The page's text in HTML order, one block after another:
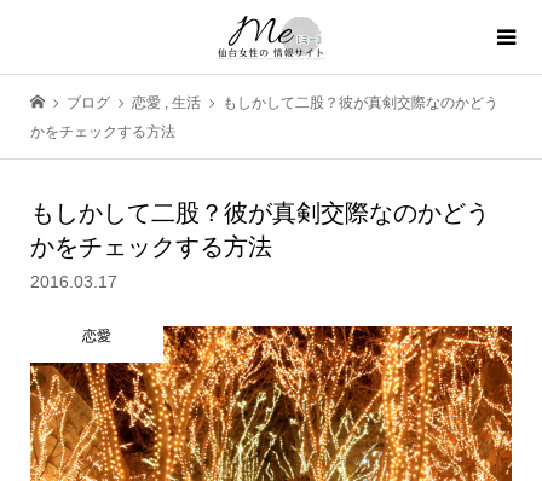
ブログ 恋愛 , 生活
もしかして二股？彼が真剣交際なのかどう
かをチェックする方法
もしかして二股？彼が真剣交際なのかどう
かをチェックする方法
2016.03.17
恋愛